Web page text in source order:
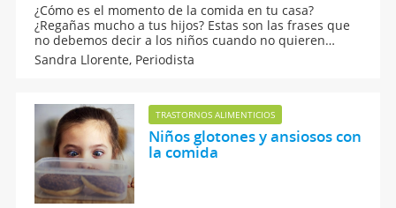
¿Cómo es el momento de la comida en tu casa?
¿Regañas mucho a tus hijos? Estas son las frases que
no debemos decir a los niños cuando no quieren
comer y te contamos las consecuencias negativas de
hacerlo: baja autoestima, frustración, inseguridad...
Sandra Llorente, Periodista
TRASTORNOS ALIMENTICIOS
Niños glotones y ansiosos con
la comida